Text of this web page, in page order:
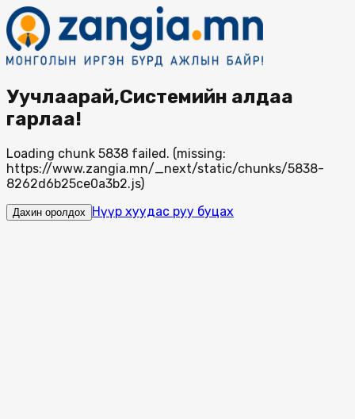
Уучлаарай,Системийн алдаа
гарлаа!
Loading chunk 5838 failed. (missing:
https://www.zangia.mn/_next/static/chunks/5838-
8262d6b25ce0a3b2.js)
Дахин оролдох Нүүр хуудас руу буцах